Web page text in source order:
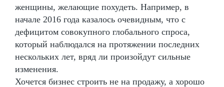
женщины, желающие похудеть. Например, в
начале 2016 года казалось очевидным, что с
дефицитом совокупного глобального спроса,
который наблюдался на протяжении последних
нескольких лет, вряд ли произойдут сильные
изменения.
Хочется бизнес строить не на продажу, а хорошо